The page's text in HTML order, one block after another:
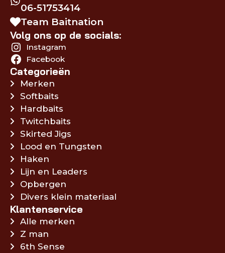
06-51753414
Team Baitnation
Volg ons op de socials:
Instagram
Facebook
Categorieën
Merken
Softbaits
Hardbaits
Twitchbaits
Skirted Jigs
Lood en Tungsten
Haken
Lijn en Leaders
Opbergen
Divers klein materiaal
Klantenservice
Alle merken
Z man
6th Sense